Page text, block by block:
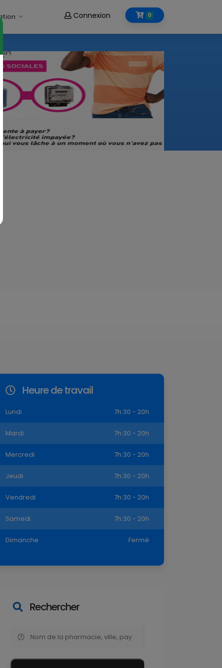
0
Connexion
Heure de travail
Lundi 7h:30 - 20h
Mardi 7h:30 - 20h
Mercredi 7h:30 - 20h
Jeudi 7h:30 - 20h
Vendredi 7h:30 - 20h
Samedi 7h:30 - 20h
Dimanche Fermé
Rechercher